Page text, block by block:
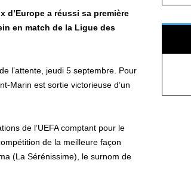
d’Europe a réussi sa première
en match de la Ligue des
l’attente, jeudi 5 septembre. Pour
Marin est sortie victorieuse d’un
de l’UEFA comptant pour le
de la meilleure façon
(La Sérénissime), le surnom de